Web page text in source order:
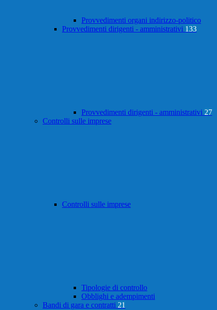
Provvedimenti organi indirizzo-politico
Provvedimenti dirigenti - amministrativi 133
Provvedimenti dirigenti - amministrativi 27
Controlli sulle imprese
Controlli sulle imprese
Tipologie di controllo
Obblighi e adempimenti
Bandi di gara e contratti 21